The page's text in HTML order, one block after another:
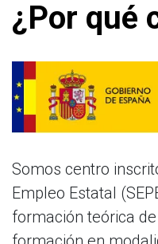
¿Por qué
Somos centro
Empleo Estatal
formación teórica